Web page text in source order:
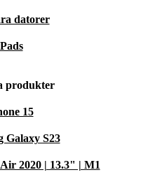
datorer
produkter
15
Galaxy S23
2020 | 13.3" | M1